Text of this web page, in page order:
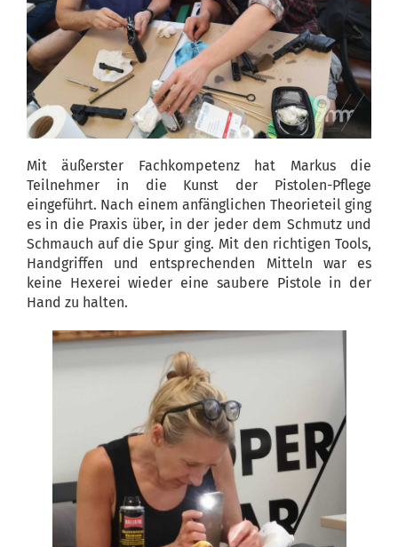
Mit äußerster Fachkompetenz hat Markus die
Teilnehmer in die Kunst der Pistolen-Pflege
eingeführt. Nach einem anfänglichen Theorieteil ging
es in die Praxis über, in der jeder dem Schmutz und
Schmauch auf die Spur ging. Mit den richtigen Tools,
Handgriffen und entsprechenden Mitteln war es
keine Hexerei wieder eine saubere Pistole in der
Hand zu halten.